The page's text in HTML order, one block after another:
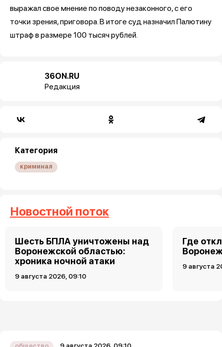
выражал свое мнение по поводу незаконного, с его
точки зрения, приговора. В итоге суд назначил Палютину
штраф в размере 100 тысяч рублей.
36ON.RU
Редакция
Категория
криминал
Новостной поток
Шесть БПЛА уничтожены над
Воронежской областью:
хроника ночной атаки
9 августа 2026, 09:10
Где
9 августа
общество 9 августа 2026, 09:10